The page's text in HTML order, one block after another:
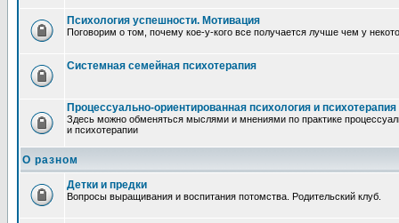
Психология успешности. Мотивация
Поговорим о том, почему кое-у-кого все получается лучше чем у
Системная семейная психотерапия
Процессуально-ориентированная психология и психотерапия
Здесь можно обменяться мыслями и мнениями по практике
и психотерапии
О разном
Детки и предки
Вопросы выращивания и воспитания потомства. Родительский клуб.